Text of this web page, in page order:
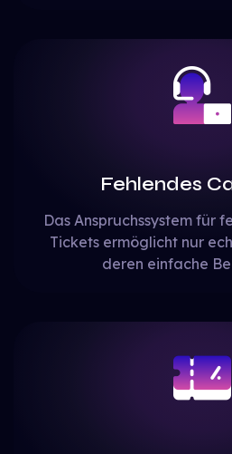
Fehlendes
Das Anspruchssystem für
Tickets ermöglicht nur
deren einfache